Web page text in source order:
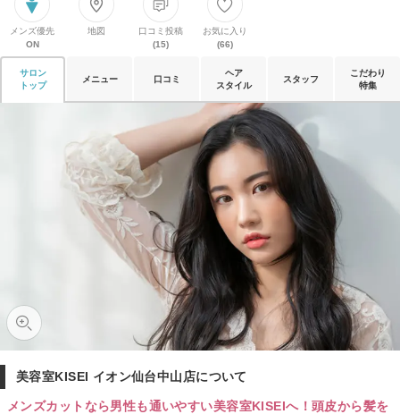
メンズ優先
ON
地図
口コミ投稿
(15)
お気に入り
(66)
サロン
トップ
メニュー 口コミ
ヘア
スタイル
スタッフ
こだわり
特集
美容室KISEI イオン仙台中山店について
メンズカットなら男性も通いやすい美容室KISEIへ！頭皮から髪を